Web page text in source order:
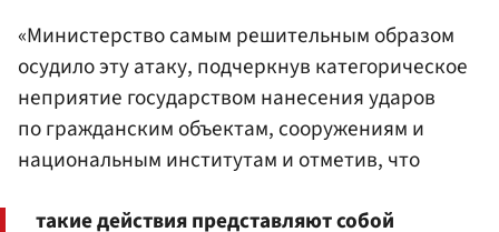
«Министерство самым решительным образом
осудило эту атаку, подчеркнув категорическое
неприятие государством нанесения ударов
по гражданским объектам, сооружениям и
национальным институтам и отметив, что
такие действия представляют собой